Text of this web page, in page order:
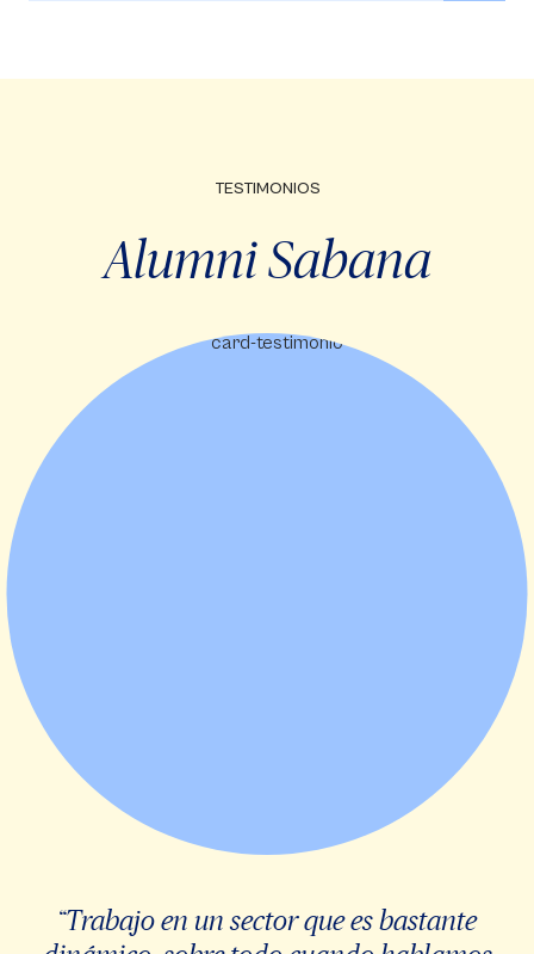
TESTIMONIOS
Alumni Sabana
“Trabajo en un sector que es bastante